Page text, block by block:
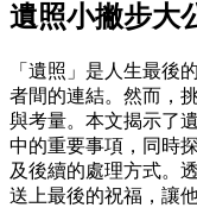
遺照小撇步大
「遺照」是人生最後
者間的連結。然而，
與考量。本文揭示了
中的重要事項，同時
及後續的處理方式。
送上最後的祝福，讓